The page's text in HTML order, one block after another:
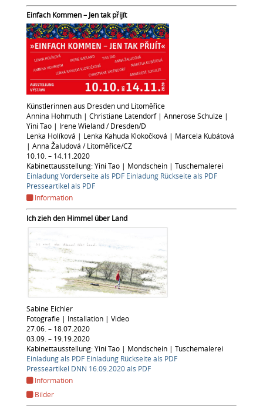
Einfach Kommen – Jen tak přijít
Künstlerinnen aus Dresden und Litoměřice
Annina Hohmuth | Christiane Latendorf | Annerose Schulze |
Yini Tao | Irene Wieland / Dresden/D
Lenka Holíková | Lenka Kahuda Klokočková | Marcela Kubátová
| Anna Žaludová / Litoměřice/CZ
10.10. – 14.11.2020
Kabinettausstellung: Yini Tao | Mondschein | Tuschemalerei
Einladung Vorderseite als PDF Einladung Rückseite als PDF
Presseartikel als PDF
Information
Ich zieh den Himmel über Land
Sabine Eichler
Fotografie | Installation | Video
27.06. – 18.07.2020
03.09. – 19.19.2020
Kabinettausstellung: Yini Tao | Mondschein | Tuschemalerei
Einladung als PDF Einladung Rückseite als PDF
Presseartikel DNN 16.09.2020 als PDF
Information
Bilder